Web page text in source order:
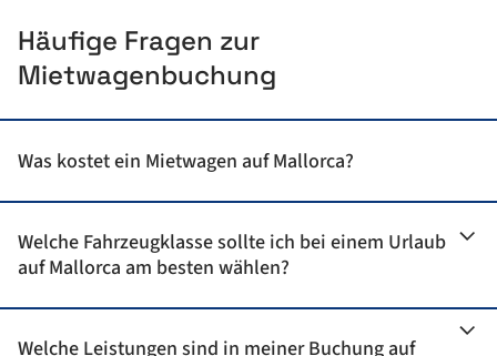
Häufige Fragen zur
Mietwagenbuchung
Was kostet ein Mietwagen auf Mallorca?
Mietwagen für einen Tag buchen
Einen Mietwagen kannst Du auf Mallorca bereits ab6 € pro
Erkunde Mallorca mit einem
günstigen Mietwagen
Welche Fahrzeugklasse sollte ich bei einem Urlaub
auf Mallorca am besten wählen?
Beste Mietwagenklasse auf
Welche Leistungen sind in meiner Buchung auf